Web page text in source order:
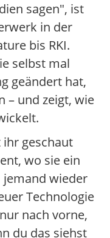
sagen", ist
in der
bis RKI.
selbst mal
geändert hat,
– und zeigt, wie
geschaut
wo sie ein
jemand wieder
Technologie
nach vorne,
du das siehst